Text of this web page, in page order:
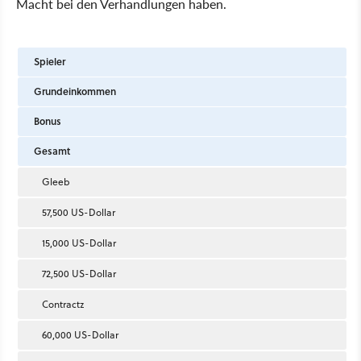
Spieler
Grundeinkommen
Bonus
Gesamt
Gleeb
57,500 US-Dollar
15,000 US-Dollar
72,500 US-Dollar
Contractz
60,000 US-Dollar